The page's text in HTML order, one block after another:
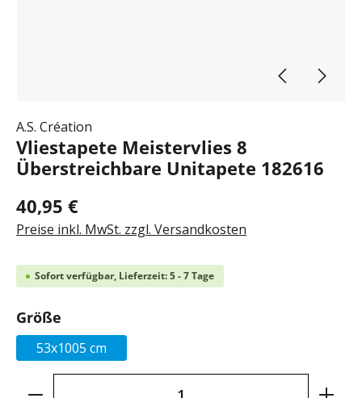
A.S. Création
Vliestapete Meistervlies 8
Überstreichbare Unitapete 182616
40,95 €
Preise inkl. MwSt. zzgl. Versandkosten
Sofort verfügbar, Lieferzeit: 5 - 7 Tage
Größe
53x1005 cm
Produkt Anzahl: Gib den gewünschten